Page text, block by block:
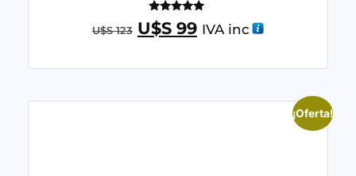
Valorado
con
U$S123 U$S 99 IVA inc
¡Oferta!